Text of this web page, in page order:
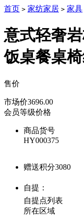
首页 > 家纺家居 > 家具
意式轻奢
饭桌餐桌
售价
市场价3696.00
会员等级价格
商品货号
HY000375
赠送积分3080
自提：
自提点列表
所在区域